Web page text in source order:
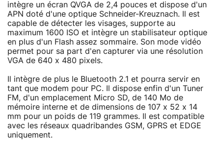
intègre un écran QVGA de 2,4 pouces et dispose d'un
APN doté d'une optique Schneider-Kreuznach. Il est
capable de détecter les visages, supporte au
maximum 1600 ISO et intègre un stabilisateur optique
en plus d'un Flash assez sommaire. Son mode vidéo
permet pour sa part d'en capturer via une résolution
VGA de 640 x 480 pixels.
Il intègre de plus le Bluetooth 2.1 et pourra servir en
tant que modem pour PC. Il dispose enfin d'un Tuner
FM, d'un emplacement Micro SD, de 140 Mo de
mémoire interne et de dimensions de 107 x 52 x 14
mm pour un poids de 119 grammes. Il est compatible
avec les réseaux quadribandes GSM, GPRS et EDGE
uniquement.